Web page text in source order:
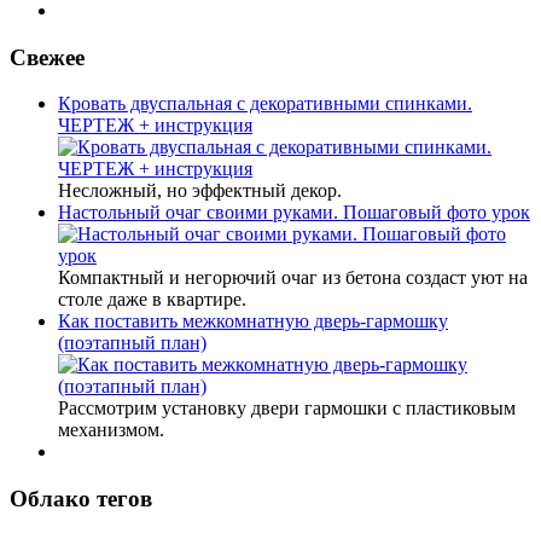
Свежее
Кровать двуспальная с декоративными спинками.
ЧЕРТЕЖ + инструкция
Несложный, но эффектный декор.
Настольный очаг своими руками. Пошаговый фото урок
Компактный и негорючий очаг из бетона создаст уют на
столе даже в квартире.
Как поставить межкомнатную дверь-гармошку
(поэтапный план)
Рассмотрим установку двери гармошки с пластиковым
механизмом.
Облако тегов